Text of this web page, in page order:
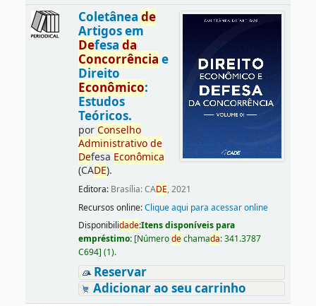
Coletânea de
Artigos em
Defesa da
Concorrência e
Direito
Econômico:
Estudos
Teóricos.
porConselho
Administrativo de
Defesa Econômica
(CADE).
Editora: Brasília: CADE, 2021
Recursos online:Clique aqui para acessar online
Disponibilidade:Itens disponíveis para
empréstimo: [Númerodechamada:341.3787
C694] (1).
Reservar
Adicionar ao seu carrinho